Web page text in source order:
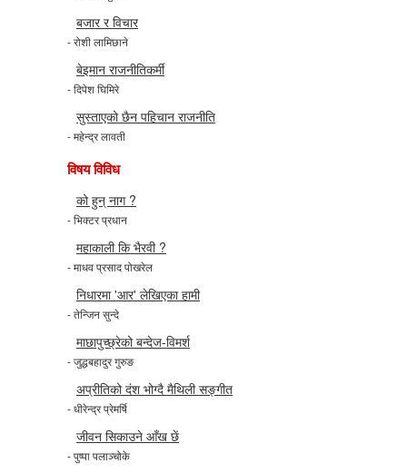
बजार र विचार
- रोशी लामिछाने
बेइमान राजनीतिकर्मी
- दिपेश घिमिरे
सुस्ताएको छैन पहिचान राजनीति
- महेन्द्र लावती
विषय विविध
को हुन् नाग ?
- भिक्टर प्रधान
महाकाली कि भैरवी ?
- माधव प्रसाद पोखरेल
निधारमा 'आर' लेखिएका हामी
- तेन्जिन सुन्दे
माछापुच्छ्रेको बन्देज-विमर्श
- जुद्धबहादुर गुरुङ
अप्रीतिको दंश भोग्दै मैथिली सङ्गीत
- धीरेन्द्र प्रेमर्षि
जीवन सिकाउने आँख छें
- पुष्पा पलाञ्चोके